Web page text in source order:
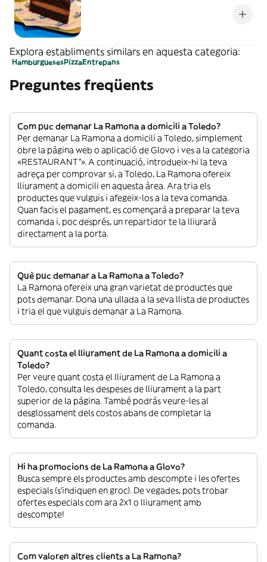
Explora establiments similars en aquesta categoria:
HamburguesesPizzaEntrepans
Preguntes freqüents
Com puc demanar La Ramona a domicili a Toledo?
Per demanar La Ramona a domicili a Toledo, simplement
obre la pàgina web o aplicació de Glovo i ves a la categoria
«RESTAURANT”». A continuació, introdueix-hi la teva
adreça per comprovar si, a Toledo, La Ramona ofereix
lliurament a domicili en aquesta àrea. Ara tria els
productes que vulguis i afegeix-los a la teva comanda.
Quan facis el pagament, es començarà a preparar la teva
comanda i, poc després, un repartidor te la lliurarà
directament a la porta.
Què puc demanar a La Ramona a Toledo?
La Ramona ofereix una gran varietat de productes que
pots demanar. Dona una ullada a la seva llista de productes
i tria el que vulguis demanar a La Ramona.
Quant costa el lliurament de La Ramona a domicili a
Toledo?
Per veure quant costa el lliurament de La Ramona a
Toledo, consulta les despeses de lliurament a la part
superior de la pàgina. També podràs veure-les al
desglossament dels costos abans de completar la
comanda.
Hi ha promocions de La Ramona a Glovo?
Busca sempre els productes amb descompte i les ofertes
especials (s’indiquen en groc). De vegades, pots trobar
ofertes especials com ara 2x1 o lliurament amb
descompte!
Com valoren altres clients a La Ramona?